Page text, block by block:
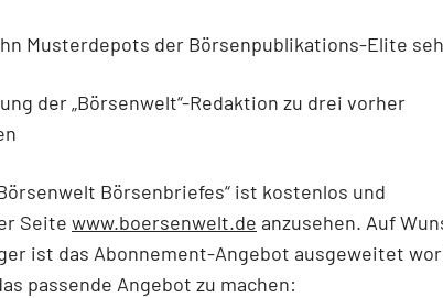
der Börsenpublikations-Elite
der „Börsenwelt“-Redaktion zu drei vorher
Börsenbriefes“ ist kostenlos und
Seite www.boersenwelt.de anzusehen. Auf
ist das Abonnement-Angebot ausgeweitet
passende Angebot zu machen: